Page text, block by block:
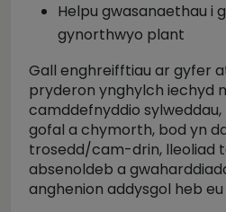
Helpu gwasanaethau i
gynorthwyo plant
Gall enghreifftiau ar gyfer
pryderon ynghylch iechyd
camddefnyddio
gofal a chymorth, bod yn
trosedd/cam-drin, lleoliad
absenoldeb a
anghenion addysgol heb eu